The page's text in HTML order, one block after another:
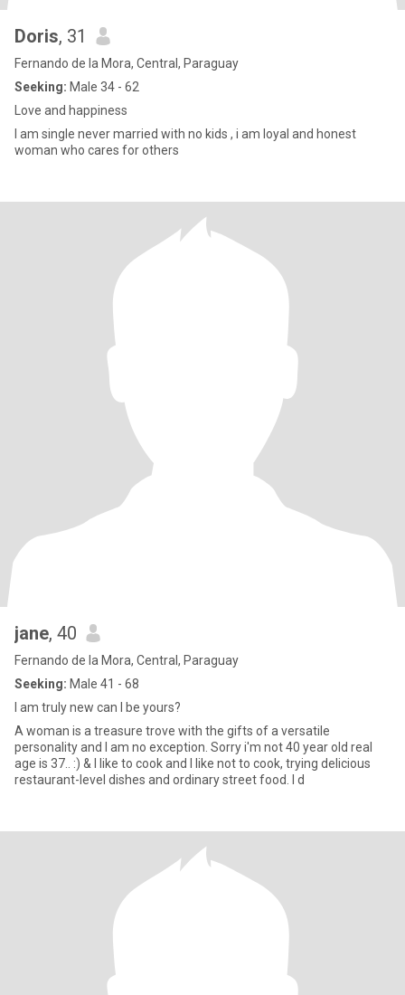
Doris, 31
Fernando de la Mora, Central, Paraguay
Seeking: Male 34 - 62
Love and happiness
I am single never married with no kids , i am loyal and honest
woman who cares for others
jane, 40
Fernando de la Mora, Central, Paraguay
Seeking: Male 41 - 68
I am truly new can I be yours?
A woman is a treasure trove with the gifts of a versatile
personality and I am no exception. Sorry i'm not 40 year old real
age is 37.. :) & I like to cook and I like not to cook, trying delicious
restaurant-level dishes and ordinary street food. I d